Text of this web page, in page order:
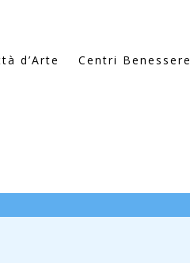
d’Arte Centri Benessere